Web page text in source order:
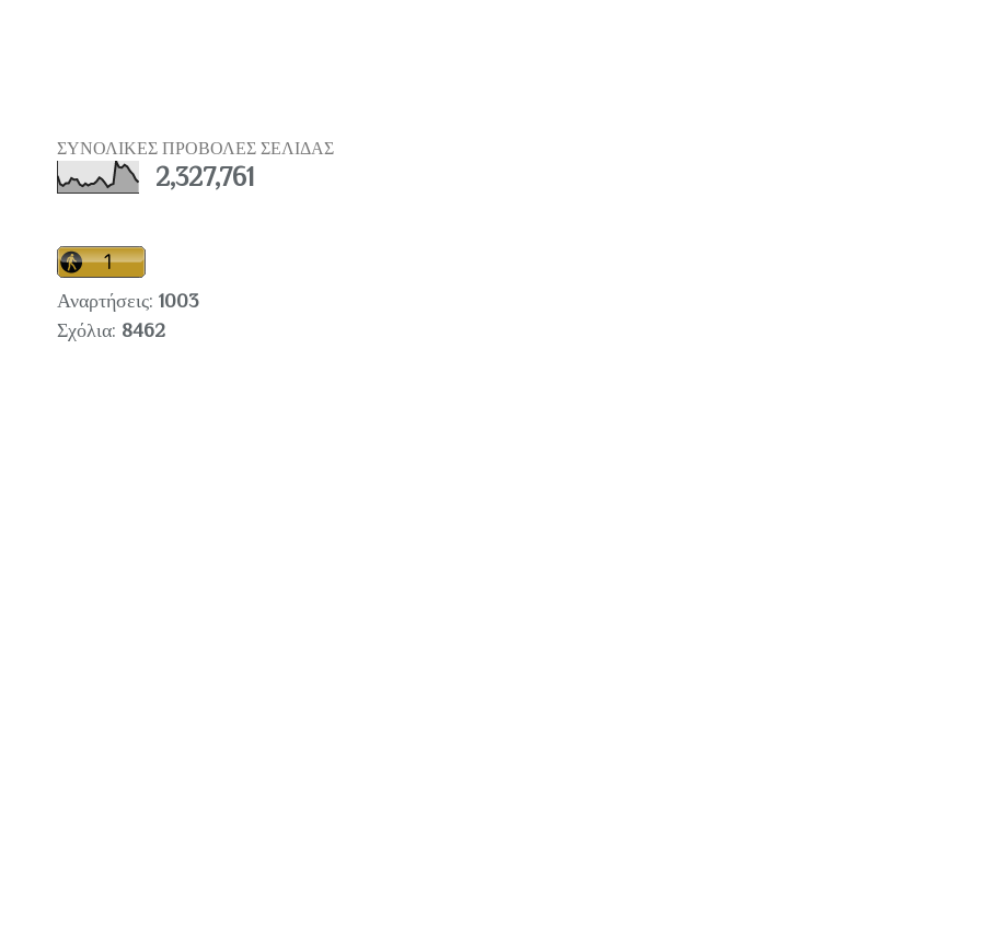
ΣΥΝΟΛΙΚΕΣ ΠΡΟΒΟΛΕΣ ΣΕΛΙΔΑΣ
2,327,761
Αναρτήσεις: 1003
Σχόλια: 8462